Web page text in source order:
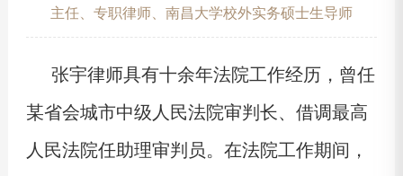
主任、专职律师、南昌大学校外实务硕士生导师
张宇律师具有十余年法院工作经历，曾任
某省会城市中级人民法院审判长、借调最高
人民法院任助理审判员。在法院工作期间，